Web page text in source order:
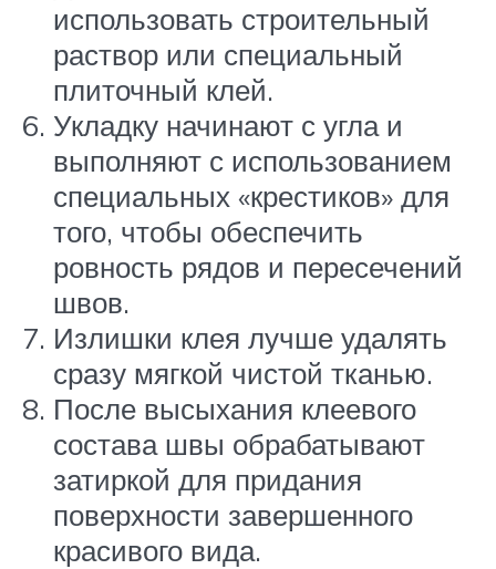
использовать строительный
раствор или специальный
плиточный клей.
Укладку начинают с угла и
выполняют с использованием
специальных «крестиков» для
того, чтобы обеспечить
ровность рядов и пересечений
швов.
Излишки клея лучше удалять
сразу мягкой чистой тканью.
После высыхания клеевого
состава швы обрабатывают
затиркой для придания
поверхности завершенного
красивого вида.